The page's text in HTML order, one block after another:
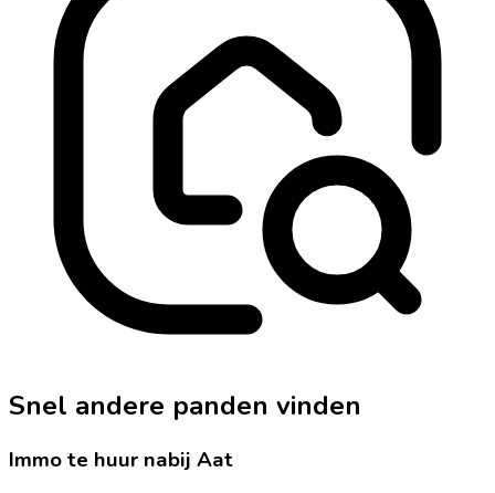
Snel andere panden vinden
Immo te huur nabij Aat